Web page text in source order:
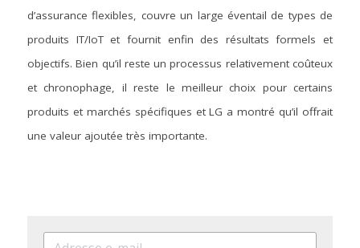
d’assurance flexibles, couvre un large éventail de types de
produits IT/IoT et fournit enfin des résultats formels et
objectifs. Bien qu’il reste un processus relativement coûteux
et chronophage, il reste le meilleur choix pour certains
produits et marchés spécifiques et LG a montré qu’il offrait
une valeur ajoutée très importante.